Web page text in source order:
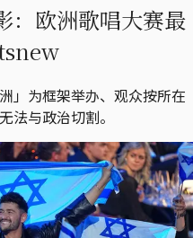
：欧洲歌唱大赛最
」为框架举办、观众按所在
法与政治切割。